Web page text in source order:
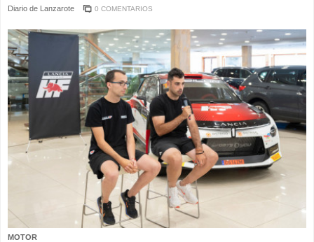
Diario de Lanzarote 0 COMENTARIOS
MOTOR